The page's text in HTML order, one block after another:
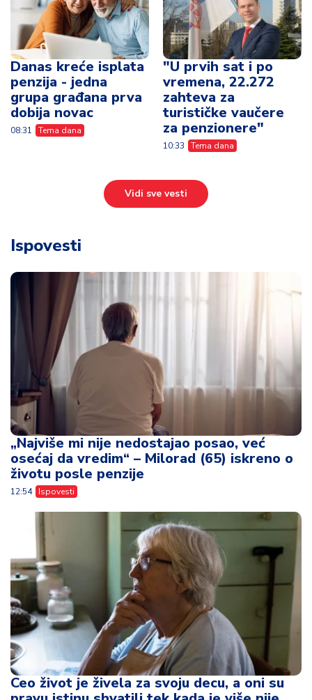
Danas kreće isplata
penzija - jedna
grupa građana prva
dobija novac
08:31 Tema dana
"U prvih sat i po
vremena, 22.272
zahteva za
turističke vaučere
za penzionere"
10:33 Tema dana
Vidi sve vesti
Ispovesti
„Najviše mi nije nedostajao posao, već
osećaj da vredim“ – Milorad (65) iskreno o
životu posle penzije
12:54 Ispovesti
Ceo život je živela za svoju decu, a oni su